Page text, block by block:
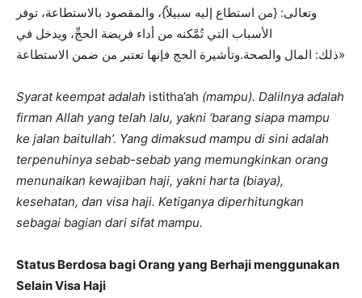
وتعالى: {من استطاع إليه سبيلاً}، والمقصود بالاستطاعة، توفر
الأسباب التي تُمَّكنه من أداء فريضة الحجِّ، ويدخل في
ذلك: المال والصحة.وتأشيرة ‌الحج فإنها تعتبر من ضمن الاستطاعة»
Syarat keempat adalah istitha’ah (mampu). Dalilnya adalah
firman Allah yang telah lalu, yakni ‘barang siapa mampu
ke jalan baitullah’. Yang dimaksud mampu di sini adalah
terpenuhinya sebab-sebab yang memungkinkan orang
menunaikan kewajiban haji, yakni harta (biaya),
kesehatan, dan visa haji. Ketiganya diperhitungkan
sebagai bagian dari sifat mampu.
Status Berdosa bagi Orang yang Berhaji menggunakan
Selain Visa Haji